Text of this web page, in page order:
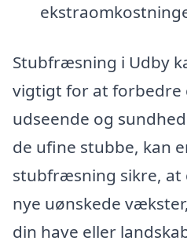
Stubfræsning i Udby
vigtigt for at forbedre
udseende og
de ufine stubbe, kan
stubfræsning sikre, at
nye uønskede
din have eller